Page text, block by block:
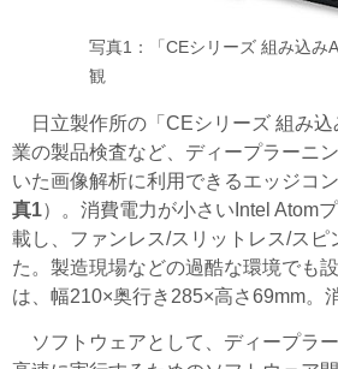
写真1：「CEシリーズ 組み込み
観
日立製作所の「CEシリーズ 組み込
業の製品検査など、ディープラーニ
いた画像解析に利用できるエッジコ
真1）。消費電力が小さいIntel Atom
載し、ファンレス/スリットレス/スピ
た。製造現場などの過酷な環境でも
は、幅210×奥行き285×高さ69mm。
ソフトウェアとして、ディープラ